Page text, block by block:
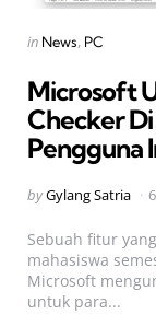
Categories
Posted
in News PC
Microsoft
Checker
Pengguna
Posted
byGylang Satria
Sebuah fitur
mahasiswa
Microsoft
untuk para...